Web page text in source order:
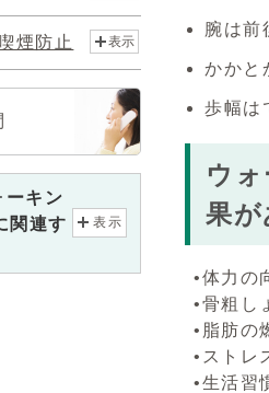
腕は前
かかと
歩幅は
ウ
果が
•体力の
•骨粗し
•脂肪の
•ストレ
•生活習
煙防止 表示
ーキン
関連す
表示